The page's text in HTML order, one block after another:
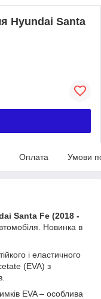
Hyundai Santa
Оплата Умови
Santa Fe (2018 -
Новинка в
і еластичного
(EVA) з
EVA – особлива